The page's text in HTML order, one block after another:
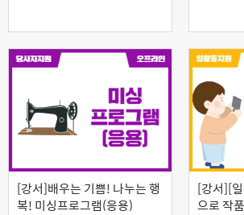
[강서]배우는 기쁨! 나누는 행
복! 미싱프로그램(응용)
[강서][
으로 작